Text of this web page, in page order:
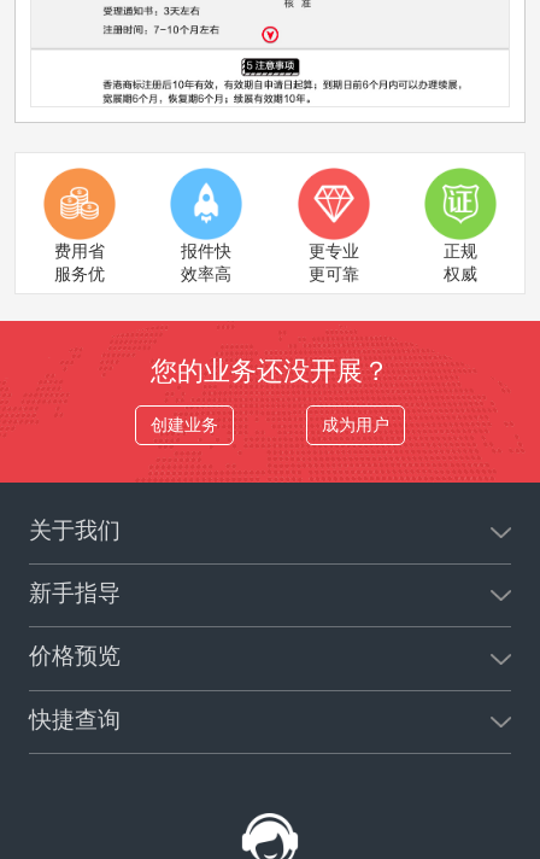
费用省
服务优
报件快
效率高
更专业
更可靠
正规
权威
您的业务还没开展？
创建业务 成为用户
关于我们
新手指导
价格预览
快捷查询